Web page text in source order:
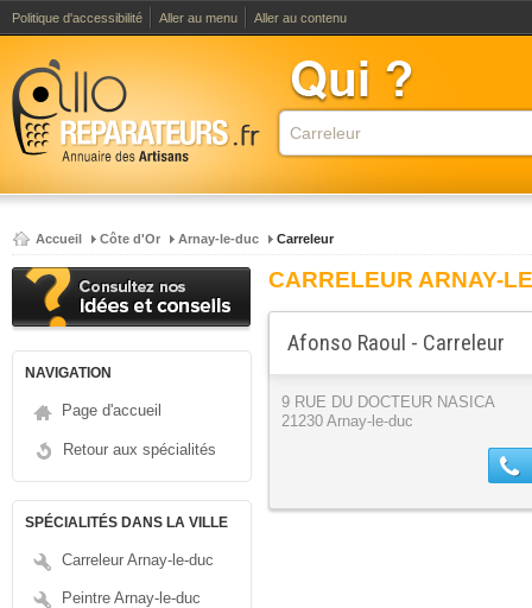
Politique d'accessibilité Aller au menu Aller au contenu
Accueil Côte d'Or Arnay-le-duc Carreleur
NAVIGATION
Page d'accueil
Retour aux spécialités
SPÉCIALITÉS DANS LA VILLE
Carreleur Arnay-le-duc
Peintre Arnay-le-duc
CARRELEUR ARNAY-
Afonso Raoul - Carreleur
9 RUE DU DOCTEUR NASICA
21230 Arnay-le-duc